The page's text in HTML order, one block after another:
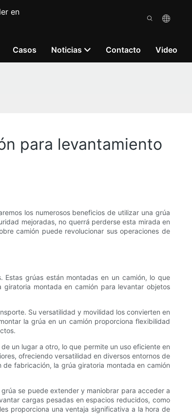
en
Casos Noticias Contacto Video
para levantamiento
los numerosos beneficios de utilizar una grúa
mejoradas, no querrá perderse esta mirada en
camión puede revolucionar sus operaciones de
grúas están montadas en un camión, lo que
montada en camión para levantar objetos
Su versatilidad y movilidad los convierten en
la grúa en un camión proporciona flexibilidad
un lugar a otro, lo que permite un uso eficiente en
ofreciendo versatilidad en diversos entornos de
fabricación, la grúa giratoria montada en camión
se puede extender y maniobrar para acceder a
cargas pesadas en espacios reducidos, como
proporciona una ventaja significativa a la hora de